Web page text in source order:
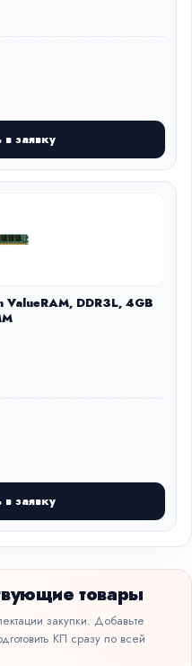
заявку
DDR3L, 4GB
заявку
товары
закупки. Добавьте
КП сразу по всей